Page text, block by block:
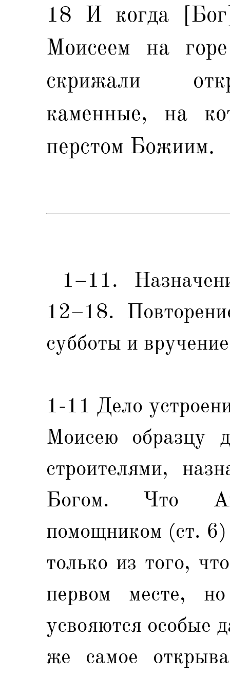
18 И когда
Моисеем на
скрижали
каменные, на
перстом Божиим.
1–11.
12–18.
субботы и
1-11 Дело
Моисею образцу
строителями,
Богом. Что
помощником (ст. 6)
только из того,
первом месте,
усвояются
же самое